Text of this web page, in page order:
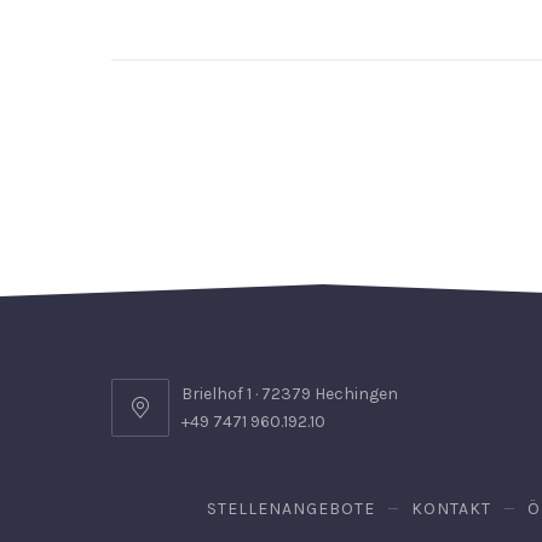
Brielhof 1 · 72379 Hechingen
+49 7471 960.192.10
STELLENANGEBOTE KONTAKT